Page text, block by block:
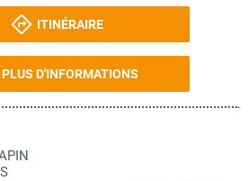
ITINÉRAIRE
PLUS D'INFORMATIONS